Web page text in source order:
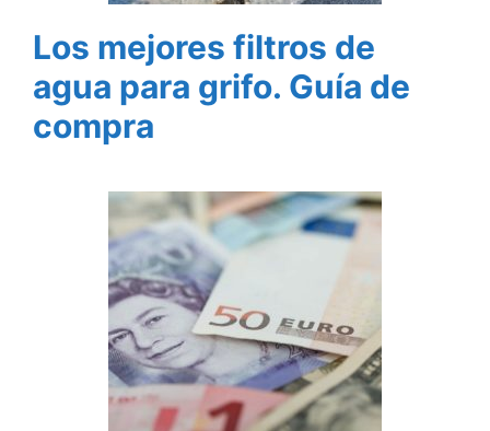
Los mejores filtros de
agua para grifo. Guía de
compra